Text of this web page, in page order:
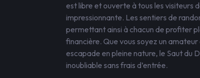
est libre et ouverte à tous les visiteurs
impressionnante. Les sentiers de
permettant ainsi à chacun de profiter
financière. Que vous soyez un
escapade en pleine nature, le Saut du
inoubliable sans frais d’entrée.